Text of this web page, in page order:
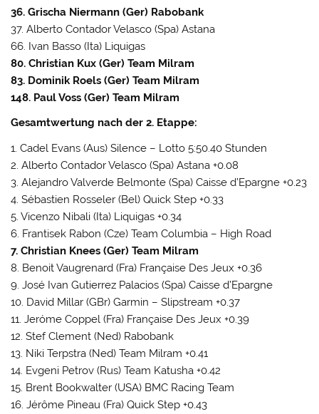
36. Grischa Niermann (Ger) Rabobank
37. Alberto Contador Velasco (Spa) Astana
66. Ivan Basso (Ita) Liquigas
80. Christian Kux (Ger) Team Milram
83. Dominik Roels (Ger) Team Milram
148. Paul Voss (Ger) Team Milram
Gesamtwertung nach der 2. Etappe:
1. Cadel Evans (Aus) Silence – Lotto 5:50.40 Stunden
2. Alberto Contador Velasco (Spa) Astana +0.08
3. Alejandro Valverde Belmonte (Spa) Caisse d’Epargne +0.23
4. Sébastien Rosseler (Bel) Quick Step +0.33
5. Vicenzo Nibali (Ita) Liquigas +0.34
6. Frantisek Rabon (Cze) Team Columbia – High Road
7. Christian Knees (Ger) Team Milram
8. Benoit Vaugrenard (Fra) Française Des Jeux +0.36
9. José Ivan Gutierrez Palacios (Spa) Caisse d’Epargne
10. David Millar (GBr) Garmin – Slipstream +0.37
11. Jeróme Coppel (Fra) Française Des Jeux +0.39
12. Stef Clement (Ned) Rabobank
13. Niki Terpstra (Ned) Team Milram +0.41
14. Evgeni Petrov (Rus) Team Katusha +0.42
15. Brent Bookwalter (USA) BMC Racing Team
16. Jérôme Pineau (Fra) Quick Step +0.43